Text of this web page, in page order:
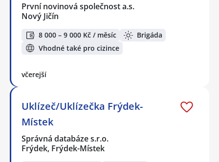
První novinová společnost a.s.
Nový Jičín
8 000 – 9 000 Kč / měsíc
Brigáda
Vhodné také pro cizince
včerejší
Uklízeč/Uklízečka Frýdek-
Místek
Správná databáze s.r.o.
Frýdek, Frýdek-Místek